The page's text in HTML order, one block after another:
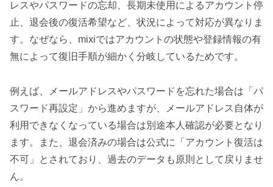
レスやパスワードの忘却、長期未使用によるアカウント停
止、退会後の復活希望など、状況によって対応が異なりま
す。なぜなら、mixiではアカウントの状態や登録情報の有
無によって復旧手順が細かく分岐しているためです。
例えば、メールアドレスやパスワードを忘れた場合は「パ
スワード再設定」から進めますが、メールアドレス自体が
利用できなくなっている場合は別途本人確認が必要となり
ます。また、退会済みの場合は公式に「アカウント復活は
不可」とされており、過去のデータも原則として戻りませ
ん。